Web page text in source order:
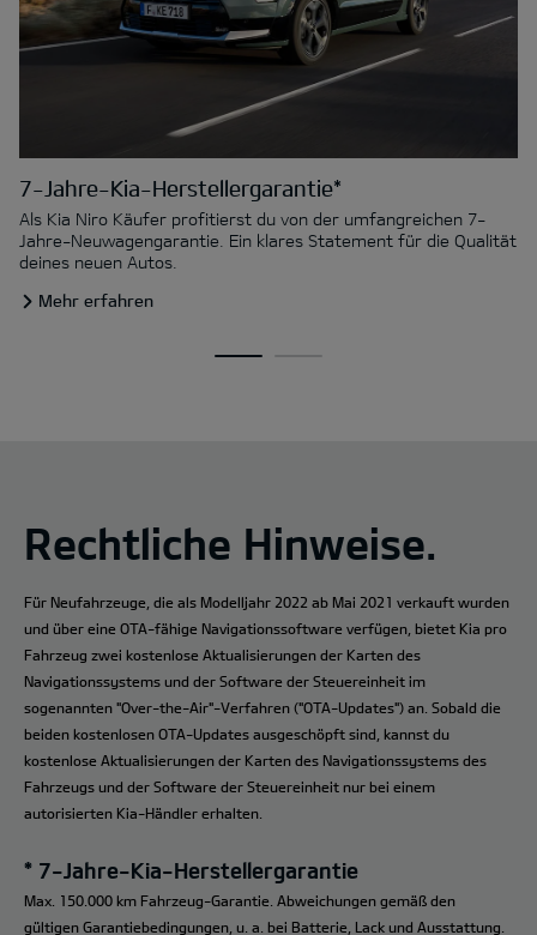
7-Jahre-Kia-Herstellergarantie*
Als Kia Niro Käufer profitierst du von der umfangreichen 7-
Jahre-Neuwagengarantie. Ein klares Statement für die Qualität
deines neuen Autos.
Mehr erfahren
Rechtliche Hinweise.
Für Neufahrzeuge, die als Modelljahr 2022 ab Mai 2021 verkauft wurden
und über eine OTA-fähige Navigationssoftware verfügen, bietet Kia pro
Fahrzeug zwei kostenlose Aktualisierungen der Karten des
Navigationssystems und der Software der Steuereinheit im
sogenannten "Over-the-Air"-Verfahren ("OTA-Updates") an. Sobald die
beiden kostenlosen OTA-Updates ausgeschöpft sind, kannst du
kostenlose Aktualisierungen der Karten des Navigationssystems des
Fahrzeugs und der Software der Steuereinheit nur bei einem
autorisierten Kia-Händler erhalten.
* 7-Jahre-Kia-Herstellergarantie
Max. 150.000 km Fahrzeug-Garantie. Abweichungen gemäß den
gültigen Garantiebedingungen, u. a. bei Batterie, Lack und Ausstattung.